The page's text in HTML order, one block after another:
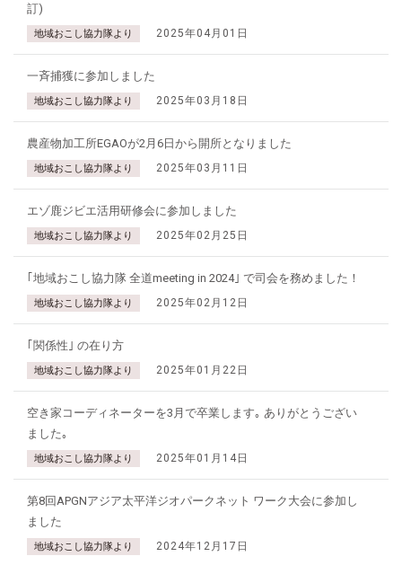
訂)
地域おこし協力隊より 2025年04月01日
一斉捕獲に参加しました
地域おこし協力隊より 2025年03月18日
農産物加工所EGAOが2月6日から開所となりました
地域おこし協力隊より 2025年03月11日
エゾ鹿ジビエ活用研修会に参加しました
地域おこし協力隊より 2025年02月25日
｢地域おこし協力隊 全道meeting in 2024｣ で司会を務めました！
地域おこし協力隊より 2025年02月12日
｢関係性｣ の在り方
地域おこし協力隊より 2025年01月22日
空き家コーディネーターを3月で卒業します｡ ありがとうござい
ました｡
地域おこし協力隊より 2025年01月14日
第8回APGNアジア太平洋ジオパークネット ワーク大会に参加し
ました
地域おこし協力隊より 2024年12月17日